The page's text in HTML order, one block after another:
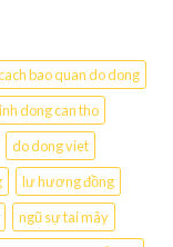
bao quan do dong
dong can tho
do dong viet
lư hương đồng
ngũ sự tai mây